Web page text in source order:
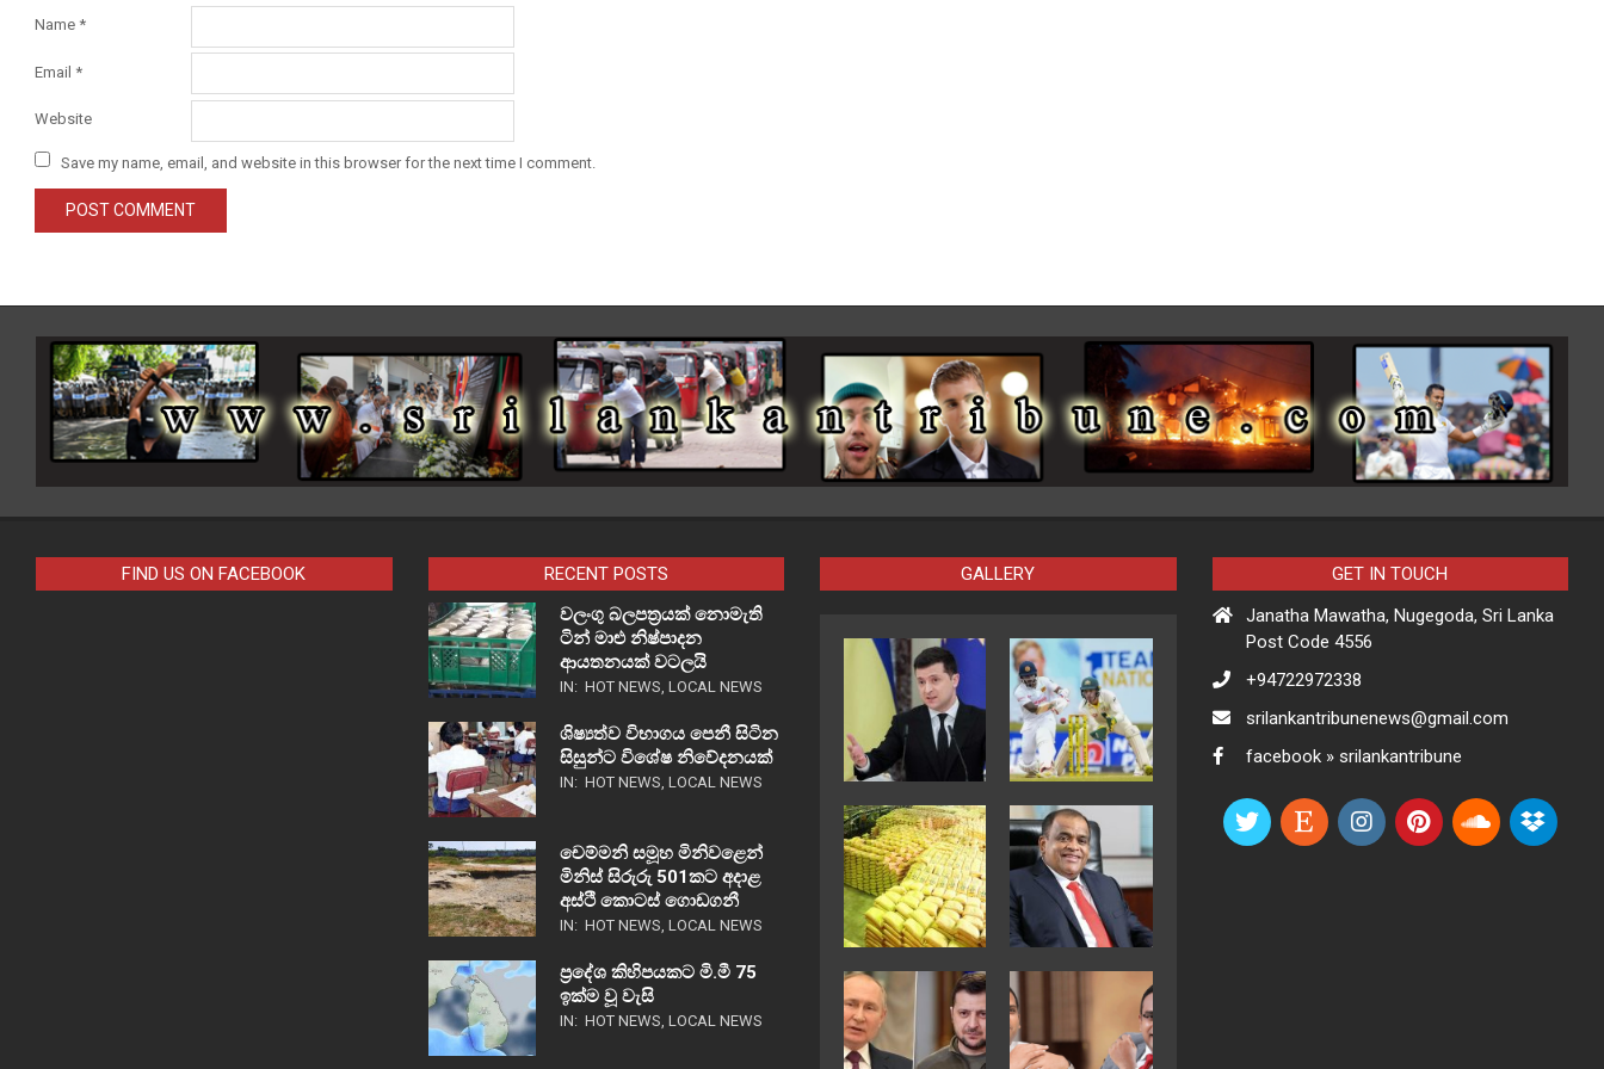
Name *
Email *
Website
Save my name, email, and website in this browser for the next time I comment.
FIND US ON FACEBOOK
RECENT POSTS
වලංගු බලපත්‍රයක් නොමැති
ටින් මාළු නිෂ්පාදන
ආයතනයක් වටලයි
IN: HOT NEWS, LOCAL NEWS
ශිෂ්‍යත්ව විභාගය පෙනී සිටින
සිසුන්ට විශේෂ නිවේදනයක්
IN: HOT NEWS, LOCAL NEWS
චෙම්මනි සමූහ මිනිවළෙන්
මිනිස් සිරුරු 501කට අදාළ
අස්ථි කොටස් ගොඩගනී
IN: HOT NEWS, LOCAL NEWS
ප්‍රදේශ කිහිපයකට මි.මී 75
ඉක්ම වූ වැසි
IN: HOT NEWS, LOCAL NEWS
GALLERY
GET IN TOUCH
Janatha Mawatha, Nugegoda, Sri Lanka
Post Code 4556
+94722972338
srilankantribunenews@gmail.com
facebook » srilankantribune